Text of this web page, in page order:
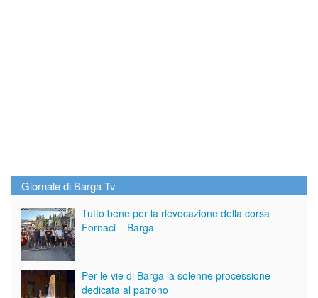
Giornale di Barga Tv
Tutto bene per la rievocazione della corsa
Fornaci – Barga
Per le vie di Barga la solenne processione
dedicata al patrono